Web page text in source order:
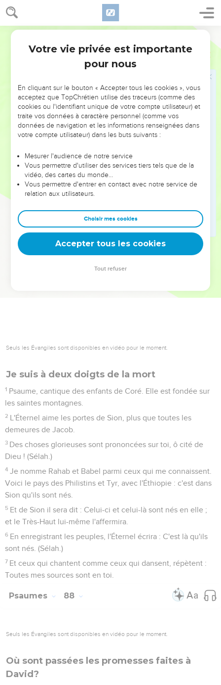
NE MANQUEZ PAS L’ÉVÉNEMENT
DE L’ANNÉE !
ET SI LEURS ERREURS POUVAIENT VOUS ÉVITER LES
VOTRES ?
leur foi ou leur vision. Mais on voit moins les doutes, les erreurs
et les saisons difficiles qu'ils ont traversés, alors même que ce
sont elles qui les ont façonnés.
Dans cette conférence, leaders, entrepreneurs, et responsables
clés pour avancer avec plus de sagesse afin que leurs erreurs
deviennent vos tremplins. Que vous guidiez un ministère, une
équipe, un groupe ou une famille, leur expérience est faite
Psaumes 87
Seuls les Évangiles sont disponibles en vidéo pour le moment.
Je suis à deux doigts de la mort
1 Psaume, cantique des enfants de Coré. Elle est fondée sur
les saintes montagnes.
2 L'Éternel aime les portes de Sion, plus que toutes les
demeures de Jacob.
3 Des choses glorieuses sont prononcées sur toi, ô cité de
Dieu ! (Sélah.)
4 Je nomme Rahab et Babel parmi ceux qui me connaissent.
Voici le pays des Philistins et Tyr, avec l'Éthiopie : c'est dans
Sion qu'ils sont nés.
5 Et de Sion il sera dit : Celui-ci et celui-là sont nés en elle ;
et le Très-Haut lui-même l'affermira.
6 En enregistrant les peuples, l'Éternel écrira : C'est là qu'ils
sont nés. (Sélah.)
7 Et ceux qui chantent comme ceux qui dansent, répètent :
Toutes mes sources sont en toi.
Psaumes 88
Seuls les Évangiles sont disponibles en vidéo pour le moment.
Où sont passées les promesses faites à
David?
Votre vie privée est importante
pour nous
En cliquant sur le bouton « Accepter tous les cookies », vous
acceptez que TopChrétien utilise des traceurs (comme des
cookies ou l'identifiant unique de votre compte utilisateur) et
traite vos données à caractère personnel (comme vos
données de navigation et les informations renseignées dans
votre compte utilisateur) dans les buts suivants :
Mesurer l'audience de notre service
Vous permettre d'utiliser des services tiers tels que de la
vidéo, des cartes du monde…
Vous permettre d'entrer en contact avec notre service de
relation aux utilisateurs.
Choisir mes cookies
Accepter tous les cookies
Tout refuser